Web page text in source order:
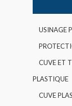
USINAGE
CUVE ET
PLASTIQUE
CUVE